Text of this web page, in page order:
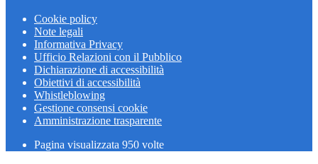
Cookie policy
Note legali
Informativa Privacy
Ufficio Relazioni con il Pubblico
Dichiarazione di accessibilità
Obiettivi di accessibilità
Whistleblowing
Gestione consensi cookie
Amministrazione trasparente
Pagina visualizzata 950 volte